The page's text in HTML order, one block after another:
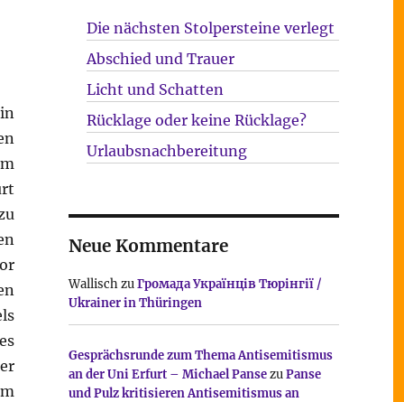
Die nächsten Stolpersteine verlegt
Abschied und Trauer
Licht und Schatten
Rücklage oder keine Rücklage?
Urlaubsnachbereitung
Neue Kommentare
WallischzuГромада Українців Тюрінгії /
Ukrainer in Thüringen
Gesprächsrunde zum Thema Antisemitismus
an der Uni Erfurt – Michael PansezuPanse
und Pulz kritisieren Antisemitismus an